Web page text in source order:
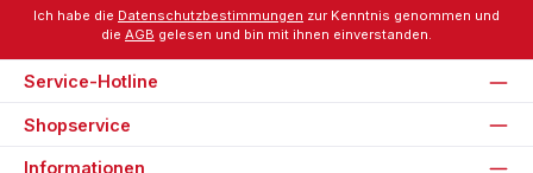
Ich habe die Datenschutzbestimmungen zur Kenntnis genommen und
die AGB gelesen und bin mit ihnen einverstanden.
Service-Hotline
Shopservice
Informationen